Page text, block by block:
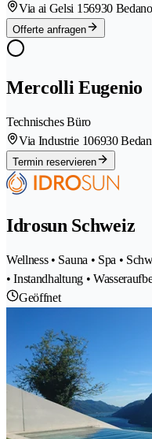
Via ai Gelsi 156930 Bedano
Offerte anfragen
Mercolli Eugenio
Technisches Büro
Via Industrie 106930
Termin reservieren
Idrosun Schweiz
Wellness • Sauna • Spa •
• Instandhaltung •
Geöffnet